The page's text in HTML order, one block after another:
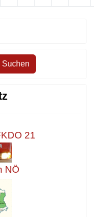
Suchen
21
NÖ